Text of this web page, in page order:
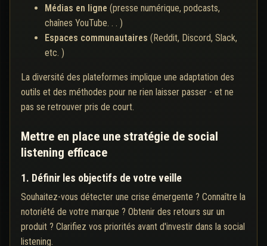
Médias en ligne (presse numérique, podcasts,
chaînes YouTube. . . )
Espaces communautaires (Reddit, Discord, Slack,
etc. )
La diversité des plateformes implique une adaptation des
outils et des méthodes pour ne rien laisser passer - et ne
pas se retrouver pris de court.
Mettre en place une stratégie de social
listening efficace
1. Définir les objectifs de votre veille
Souhaitez-vous détecter une crise émergente ? Connaître la
notoriété de votre marque ? Obtenir des retours sur un
produit ? Clarifiez vos priorités avant d'investir dans la social
listening.